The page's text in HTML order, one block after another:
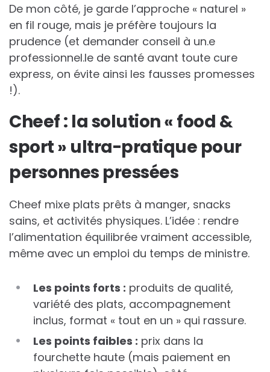
De mon côté, je garde l’approche « naturel »
en fil rouge, mais je préfère toujours la
prudence (et demander conseil à un.e
professionnel.le de santé avant toute cure
express, on évite ainsi les fausses promesses
!).
Cheef : la solution « food &
sport » ultra-pratique pour
personnes pressées
Cheef mixe plats prêts à manger, snacks
sains, et activités physiques. L’idée : rendre
l’alimentation équilibrée vraiment accessible,
même avec un emploi du temps de ministre.
Les points forts : produits de qualité,
variété des plats, accompagnement
inclus, format « tout en un » qui rassure.
Les points faibles : prix dans la
fourchette haute (mais paiement en